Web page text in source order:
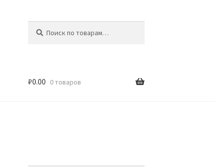
₽0.00 0 товаров